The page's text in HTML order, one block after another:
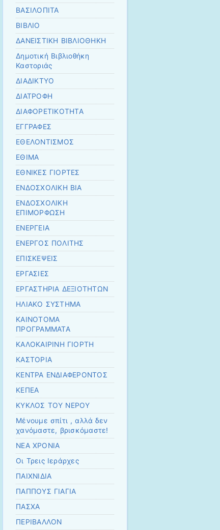
ΒΑΣΙΛΟΠΙΤΑ
ΒΙΒΛΙΟ
ΔΑΝΕΙΣΤΙΚΗ ΒΙΒΛΙΟΘΗΚΗ
Δημοτική Βιβλιοθήκη
Καστοριάς
ΔΙΑΔΙΚΤΥΟ
ΔΙΑΤΡΟΦΗ
ΔΙΑΦΟΡΕΤΙΚΟΤΗΤΑ
ΕΓΓΡΑΦΕΣ
ΕΘΕΛΟΝΤΙΣΜΟΣ
ΕΘΙΜΑ
ΕΘΝΙΚΕΣ ΓΙΟΡΤΕΣ
ΕΝΔΟΣΧΟΛΙΚΗ ΒΙΑ
ΕΝΔΟΣΧΟΛΙΚΗ
ΕΠΙΜΟΡΦΩΣΗ
ΕΝΕΡΓΕΙΑ
ΕΝΕΡΓΟΣ ΠΟΛΙΤΗΣ
ΕΠΙΣΚΕΨΕΙΣ
ΕΡΓΑΣΙΕΣ
ΕΡΓΑΣΤΗΡΙΑ ΔΕΞΙΟΤΗΤΩΝ
ΗΛΙΑΚΟ ΣΥΣΤΗΜΑ
ΚΑΙΝΟΤΟΜΑ
ΠΡΟΓΡΑΜΜΑΤΑ
ΚΑΛΟΚΑΙΡΙΝΗ ΓΙΟΡΤΗ
ΚΑΣΤΟΡΙΑ
ΚΕΝΤΡΑ ΕΝΔΙΑΦΕΡΟΝΤΟΣ
ΚΕΠΕΑ
ΚΥΚΛΟΣ ΤΟΥ ΝΕΡΟΥ
Μένουμε σπίτι , αλλά δεν
χανόμαστε, βρισκόμαστε!
ΝΕΑ ΧΡΟΝΙΑ
Οι Τρεις Ιεράρχες
ΠΑΙΧΝΙΔΙΑ
ΠΑΠΠΟΥΣ ΓΙΑΓΙΑ
ΠΑΣΧΑ
ΠΕΡΙΒΑΛΛΟΝ